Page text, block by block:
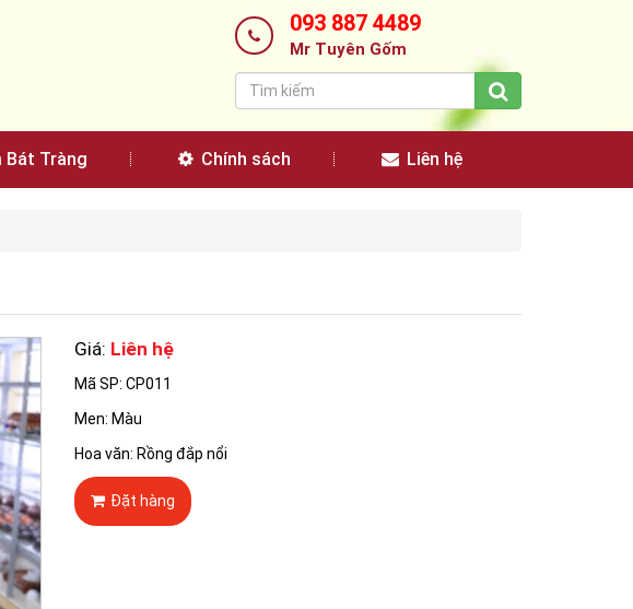
093 887 4489
Mr Tuyên Gốm
Bát Tràng Chính sách Liên hệ
Giá: Liên hệ
Mã SP: CP011
Men: Màu
Hoa văn: Rồng đắp nổi
Đặt hàng